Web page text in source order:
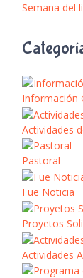
Semana del
Información
Actividades
Pastoral
Fue Noticia
Proyetos
Actividades